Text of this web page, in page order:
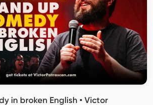
in broken English • Victor